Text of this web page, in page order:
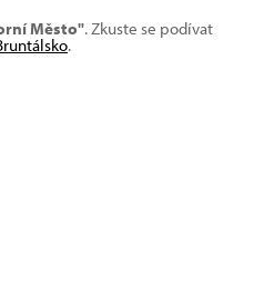
Město". Zkuste se podívat
.